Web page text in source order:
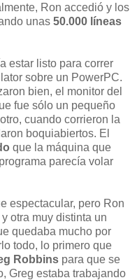
Ron accedió y los
unas 50.000 líneas
estar listo para correr
sobre un PowerPC.
bien, el monitor del
fue sólo un pequeño
cuando corrieron la
boquiabiertos. El
que la máquina que
parecía volar
espectacular, pero Ron
otra muy distinta un
quedaba mucho por
todo, lo primero que
Robbins para que se
Greg estaba trabajando